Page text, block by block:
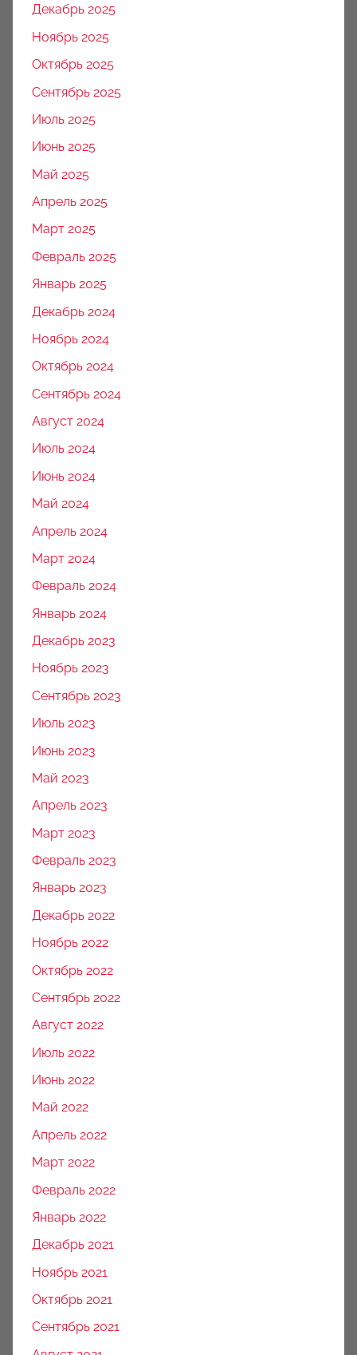
Декабрь 2025
Ноябрь 2025
Октябрь 2025
Сентябрь 2025
Июль 2025
Июнь 2025
Май 2025
Апрель 2025
Март 2025
Февраль 2025
Январь 2025
Декабрь 2024
Ноябрь 2024
Октябрь 2024
Сентябрь 2024
Август 2024
Июль 2024
Июнь 2024
Май 2024
Апрель 2024
Март 2024
Февраль 2024
Январь 2024
Декабрь 2023
Ноябрь 2023
Сентябрь 2023
Июль 2023
Июнь 2023
Май 2023
Апрель 2023
Март 2023
Февраль 2023
Январь 2023
Декабрь 2022
Ноябрь 2022
Октябрь 2022
Сентябрь 2022
Август 2022
Июль 2022
Июнь 2022
Май 2022
Апрель 2022
Март 2022
Февраль 2022
Январь 2022
Декабрь 2021
Ноябрь 2021
Октябрь 2021
Сентябрь 2021